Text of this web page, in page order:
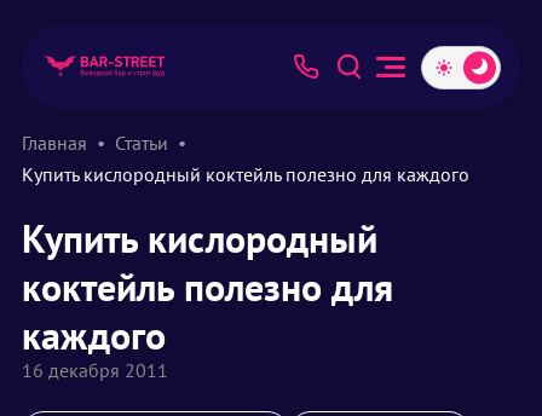
Главная
Статьи
Купить кислородный коктейль полезно для каждого
Купить кислородный
коктейль полезно для
каждого
16 декабря 2011